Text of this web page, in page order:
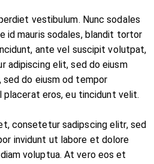
vestibulum. Nunc sodales
id mauris sodales, blandit tortor
ante vel suscipit volutpat,
adipiscing elit, sed do eiusm
do eiusm od tempor
placerat eros, eu tincidunt velit.
consetetur sadipscing elitr, sed
invidunt ut labore et dolore
voluptua. At vero eos et